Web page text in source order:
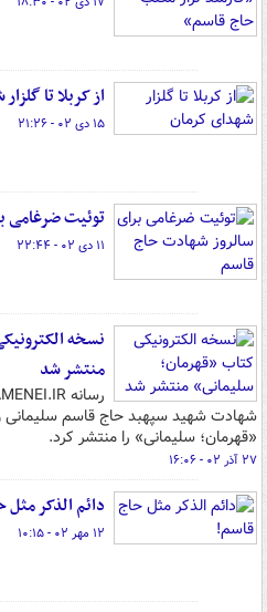
از کربلا تا
۱۵ دی ۰۲ - ۲۱:۲۶
توئیت ضرغامی
۱۱ دی ۰۲ - ۲۲:۴۴
نسخه
منتشر شد
شهادت شهید سپهبد حاج قاسم سلیمانی
«قهرمان؛ سلیمانی» را منتشر کرد.
۲۷ آذر ۰۲ - ۱۶:۰۶
دائم الذکر
۱۲ مهر ۰۲ - ۱۰:۱۵